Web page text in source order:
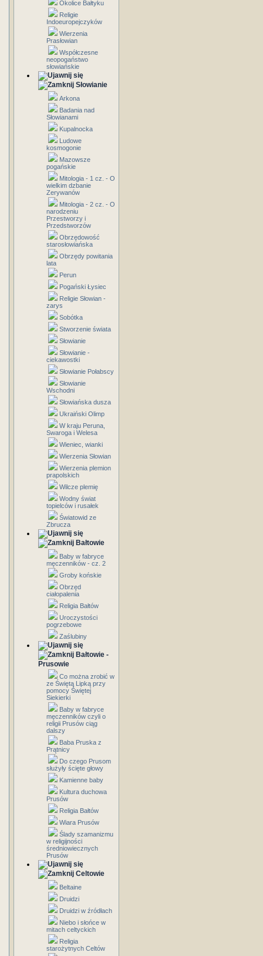
Okolice Bałtyku
Religie
Indoeuropejczyków
Wierzenia
Prasłowian
Współczesne
neopogaństwo
słowiańskie
Słowianie
Arkona
Badania nad
Słowianami
Kupalnocka
Ludowe
kosmogonie
Mazowsze
pogańskie
Mitologia - 1 cz. - O
wielkim dzbanie
Zerywanów
Mitologia - 2 cz. - O
narodzeniu
Przestworzy i
Przedstworzów
Obrzędowość
starosłowiańska
Obrzędy powitania
lata
Perun
Pogański Łysiec
Religie Słowian -
zarys
Sobótka
Stworzenie świata
Słowianie
Słowianie -
ciekawostki
Słowianie Połabscy
Słowianie
Wschodni
Słowiańska dusza
Ukraiński Olimp
W kraju Peruna,
Swaroga i Welesa
Wieniec, wianki
Wierzenia Słowian
Wierzenia plemion
prapolskich
Wilcze plemię
Wodny świat
topielców i rusałek
Światowid ze
Zbrucza
Bałtowie
Baby w fabryce
męczenników - cz. 2
Groby końskie
Obrzęd
ciałopalenia
Religia Bałtów
Uroczystości
pogrzebowe
Zaślubiny
Bałtowie -
Prusowie
Co można zrobić w
ze Świętą Lipką przy
pomocy Świętej
Siekierki
Baby w fabryce
męczenników czyli o
religii Prusów ciąg
dalszy
Baba Pruska z
Prątnicy
Do czego Prusom
służyły ścięte głowy
Kamienne baby
Kultura duchowa
Prusów
Religia Bałtów
Wiara Prusów
Ślady szamanizmu
w religijności
średniowiecznych
Prusów
Celtowie
Beltaine
Druidzi
Druidzi w źródłach
Niebo i słońce w
mitach celtyckich
Religia
starożytnych Celtów